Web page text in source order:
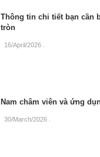
Thông tin chi tiết bạn cần
tròn
16/April/2026
Nam châm viên và ứng
30/March/2026